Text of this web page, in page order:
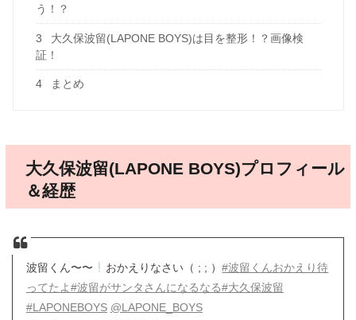
う！？
3
大久保波留(LAPONE BOYS)は目を整形！？画像検
証！
4 まとめ
大久保波留(LAPONE BOYS)プロフィール
＆経歴
波留くん〜〜 おかえりなさい（ ; ; ）#波留くんおかえり待
ってたよ#波留がサンタさんになるなる#大久保波留
#LAPONEBOYS @LAPONE_BOYS